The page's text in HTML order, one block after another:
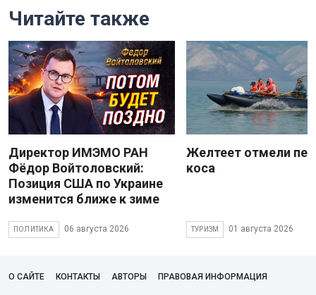
Читайте также
Директор ИМЭМО РАН
Фёдор Войтоловский:
Позиция США по Украине
изменится ближе к зиме
ПОЛИТИКА 06 августа 2026
Желтеет отмели
коса
ТУРИЗМ 01 августа 2026
О САЙТЕ КОНТАКТЫ АВТОРЫ ПРАВОВАЯ ИНФОРМАЦИЯ